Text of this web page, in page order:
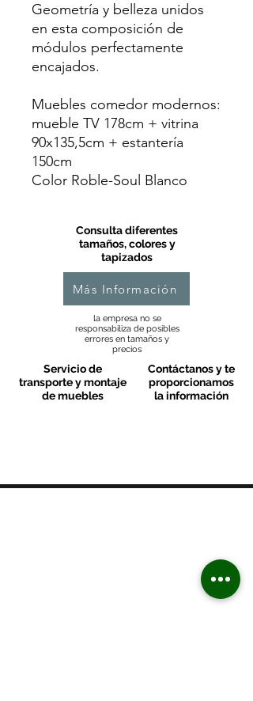
Geometría y belleza unidos
en esta composición de
módulos perfectamente
encajados.
Muebles comedor modernos:
mueble TV 178cm + vitrina
90x135,5cm + estantería
150cm
Color Roble-Soul Blanco
Consulta diferentes
tamaños, colores y
tapizados
Más Información
la empresa no se
responsabiliza de posibles
errores en tamaños y
precios
Servicio de
transporte y montaje
de muebles
Contáctanos y te
proporcionamos
la información